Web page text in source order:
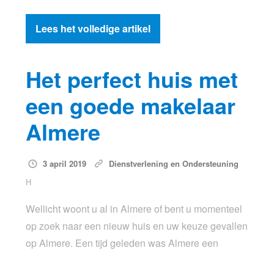
Lees het volledige artikel
Het perfect huis met
een goede makelaar
Almere
3 april 2019
Dienstverlening en Ondersteuning
H
Wellicht woont u al in Almere of bent u momenteel
op zoek naar een nieuw huis en uw keuze gevallen
op Almere. Een tijd geleden was Almere een